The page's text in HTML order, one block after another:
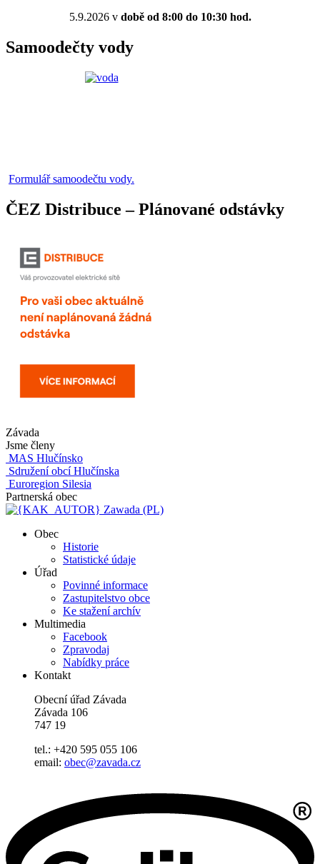
5.9.2026 vdobě od 8:00 do 10:30 hod.
Samoodečty vody
Formulář samoodečtu vody.
ČEZ Distribuce – Plánované odstávky
Závada
Jsme členy
MAS Hlučínsko
Sdružení obcí Hlučínska
Euroregion Silesia
Partnerská obec
Zawada (PL)
Obec
Historie
Statistické údaje
Úřad
Povinné informace
Zastupitelstvo obce
Ke stažení archív
Multimedia
Facebook
Zpravodaj
Nabídky práce
Kontakt
Obecní úřad Závada
Závada 106
747 19
tel.: +420 595 055 106
email: obec@zavada.cz